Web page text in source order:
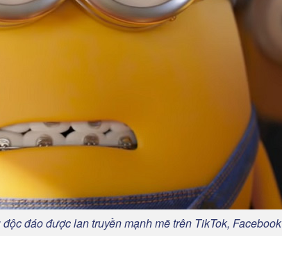
đáo được lan truyền mạnh mẽ trên TikTok, Facebook